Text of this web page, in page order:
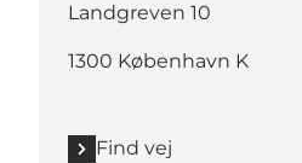
Landgreven 10
1300 København K
Find vej